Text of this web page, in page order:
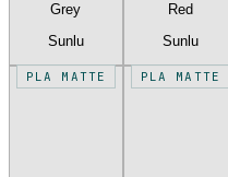
Grey
Sunlu
Red
Sunlu
PLA MATTE PLA MATTE